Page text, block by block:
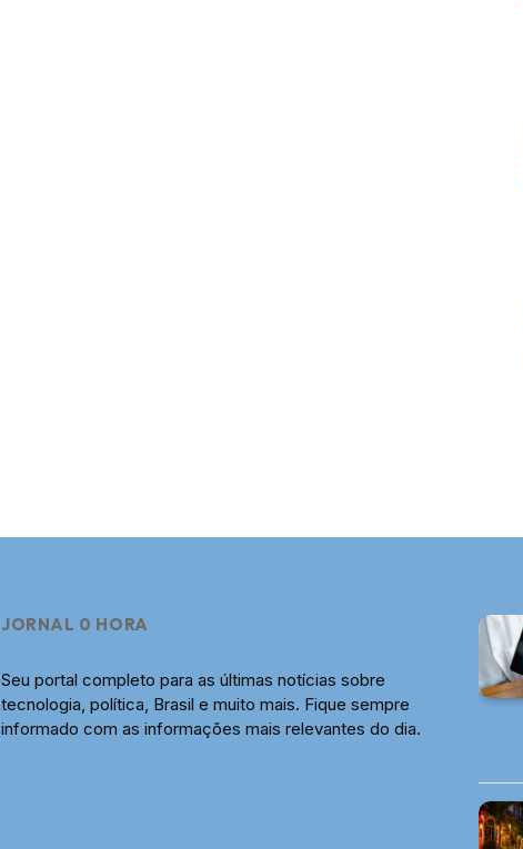
JORNAL 0 HORA
Seu portal completo para as últimas notícias sobre
tecnologia, política, Brasil e muito mais. Fique sempre
informado com as informações mais relevantes do dia.